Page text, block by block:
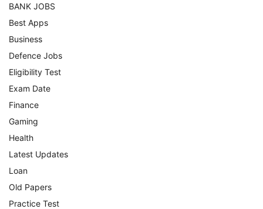
BANK JOBS
Best Apps
Business
Defence Jobs
Eligibility Test
Exam Date
Finance
Gaming
Health
Latest Updates
Loan
Old Papers
Practice Test